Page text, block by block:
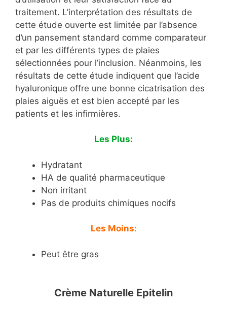
traitement. L’interprétation des résultats de
cette étude ouverte est limitée par l’absence
d’un pansement standard comme comparateur
et par les différents types de plaies
sélectionnées pour l’inclusion. Néanmoins, les
résultats de cette étude indiquent que l’acide
hyaluronique offre une bonne cicatrisation des
plaies aiguës et est bien accepté par les
patients et les infirmières.
Les Plus:
Hydratant
HA de qualité pharmaceutique
Non irritant
Pas de produits chimiques nocifs
Les Moins:
Peut être gras
Crème Naturelle Epitelin